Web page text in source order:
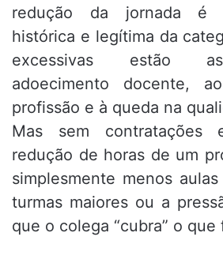
redução da jornada é
histórica e legítima da
excessivas estão
adoecimento docente,
profissão e à queda na
Mas sem contratações
redução de horas de um
simplesmente menos
turmas maiores ou a
que o colega “cubra” o que